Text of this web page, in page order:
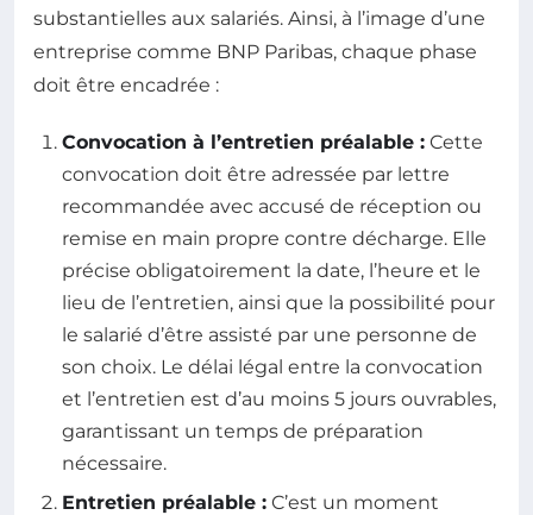
substantielles aux salariés. Ainsi, à l’image d’une
entreprise comme BNP Paribas, chaque phase
doit être encadrée :
Convocation à l’entretien préalable : Cette
convocation doit être adressée par lettre
recommandée avec accusé de réception ou
remise en main propre contre décharge. Elle
précise obligatoirement la date, l’heure et le
lieu de l’entretien, ainsi que la possibilité pour
le salarié d’être assisté par une personne de
son choix. Le délai légal entre la convocation
et l’entretien est d’au moins 5 jours ouvrables,
garantissant un temps de préparation
nécessaire.
Entretien préalable : C’est un moment